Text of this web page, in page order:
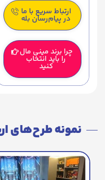
ارتباط سریع با ما
در پیام‌رسان بله
چرا برند مینی مال
را باید انتخاب
کنید
نمونه طرح‌های